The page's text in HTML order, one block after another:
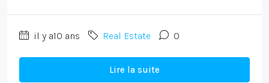
il y a10 ans Real Estate 0
Lire la suite